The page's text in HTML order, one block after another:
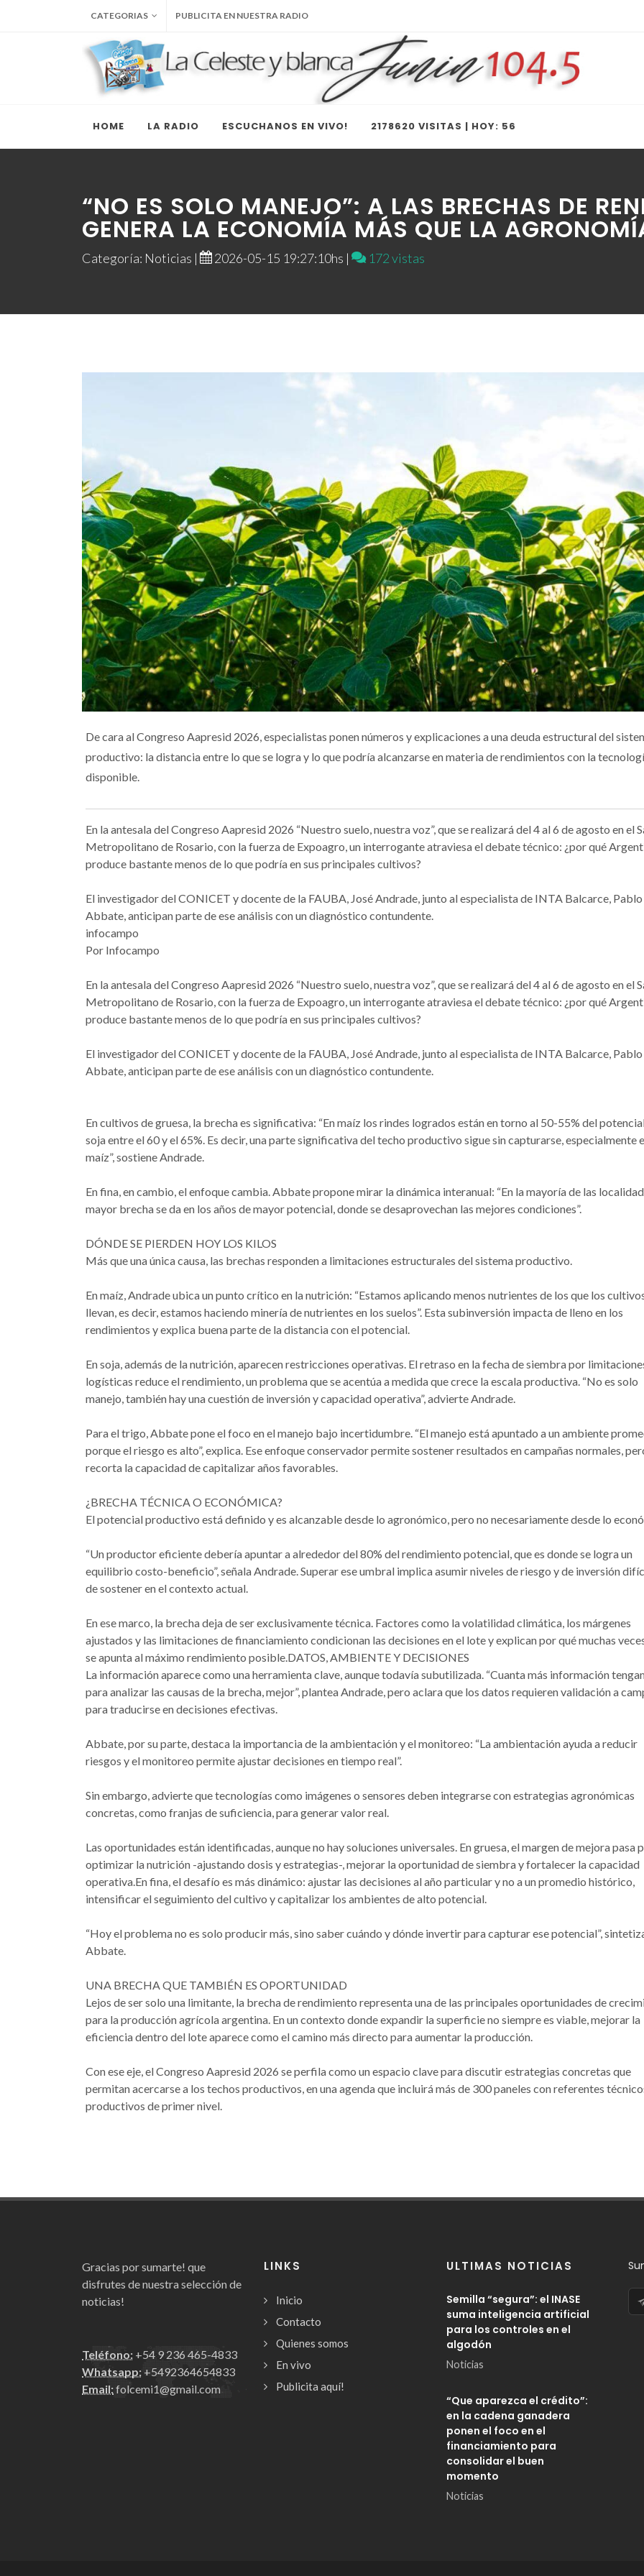
CATEGORIAS PUBLICITA EN NUESTRA RADIO
HOME LA RADIO ESCUCHANOS EN VIVO! 2178620 VISITAS | HOY: 56
“NO ES SOLO MANEJO”: A LAS BRECHAS DE
GENERA LA ECONOMÍA MÁS QUE LA
Categoría: Noticias | 2026-05-15 19:27:10hs | 172 vistas
De cara al Congreso Aapresid 2026, especialistas ponen números y explicaciones a una deuda estructural del
productivo: la distancia entre lo que se logra y lo que podría alcanzarse en materia de rendimientos con la
disponible.
En la antesala del Congreso Aapresid 2026 “Nuestro suelo, nuestra voz”, que se realizará del 4 al 6 de agosto en el
Metropolitano de Rosario, con la fuerza de Expoagro, un interrogante atraviesa el debate técnico: ¿por qué
produce bastante menos de lo que podría en sus principales cultivos?
El investigador del CONICET y docente de la FAUBA, José Andrade, junto al especialista de INTA Balcarce, Pablo
Abbate, anticipan parte de ese análisis con un diagnóstico contundente.
infocampo
Por Infocampo
En la antesala del Congreso Aapresid 2026 “Nuestro suelo, nuestra voz”, que se realizará del 4 al 6 de agosto en el
Metropolitano de Rosario, con la fuerza de Expoagro, un interrogante atraviesa el debate técnico: ¿por qué
produce bastante menos de lo que podría en sus principales cultivos?
El investigador del CONICET y docente de la FAUBA, José Andrade, junto al especialista de INTA Balcarce, Pablo
Abbate, anticipan parte de ese análisis con un diagnóstico contundente.
En cultivos de gruesa, la brecha es significativa: “En maíz los rindes logrados están en torno al 50-55% del
soja entre el 60 y el 65%. Es decir, una parte significativa del techo productivo sigue sin capturarse, especialmente
maíz”, sostiene Andrade.
En fina, en cambio, el enfoque cambia. Abbate propone mirar la dinámica interanual: “En la mayoría de las
mayor brecha se da en los años de mayor potencial, donde se desaprovechan las mejores condiciones”.
DÓNDE SE PIERDEN HOY LOS KILOS
Más que una única causa, las brechas responden a limitaciones estructurales del sistema productivo.
En maíz, Andrade ubica un punto crítico en la nutrición: “Estamos aplicando menos nutrientes de los que los
llevan, es decir, estamos haciendo minería de nutrientes en los suelos”. Esta subinversión impacta de lleno en los
rendimientos y explica buena parte de la distancia con el potencial.
En soja, además de la nutrición, aparecen restricciones operativas. El retraso en la fecha de siembra por
logísticas reduce el rendimiento, un problema que se acentúa a medida que crece la escala productiva. “No es solo
manejo, también hay una cuestión de inversión y capacidad operativa”, advierte Andrade.
Para el trigo, Abbate pone el foco en el manejo bajo incertidumbre. “El manejo está apuntado a un ambiente
porque el riesgo es alto”, explica. Ese enfoque conservador permite sostener resultados en campañas normales,
recorta la capacidad de capitalizar años favorables.
¿BRECHA TÉCNICA O ECONÓMICA?
El potencial productivo está definido y es alcanzable desde lo agronómico, pero no necesariamente desde lo
“Un productor eficiente debería apuntar a alrededor del 80% del rendimiento potencial, que es donde se logra un
equilibrio costo-beneficio”, señala Andrade. Superar ese umbral implica asumir niveles de riesgo y de inversión
de sostener en el contexto actual.
En ese marco, la brecha deja de ser exclusivamente técnica. Factores como la volatilidad climática, los márgenes
ajustados y las limitaciones de financiamiento condicionan las decisiones en el lote y explican por qué muchas
se apunta al máximo rendimiento posible.DATOS, AMBIENTE Y DECISIONES
La información aparece como una herramienta clave, aunque todavía subutilizada. “Cuanta más información
para analizar las causas de la brecha, mejor”, plantea Andrade, pero aclara que los datos requieren validación a
para traducirse en decisiones efectivas.
Abbate, por su parte, destaca la importancia de la ambientación y el monitoreo: “La ambientación ayuda a reducir
riesgos y el monitoreo permite ajustar decisiones en tiempo real”.
Sin embargo, advierte que tecnologías como imágenes o sensores deben integrarse con estrategias agronómicas
concretas, como franjas de suficiencia, para generar valor real.
Las oportunidades están identificadas, aunque no hay soluciones universales. En gruesa, el margen de mejora pasa
optimizar la nutrición -ajustando dosis y estrategias-, mejorar la oportunidad de siembra y fortalecer la capacidad
operativa.En fina, el desafío es más dinámico: ajustar las decisiones al año particular y no a un promedio histórico,
intensificar el seguimiento del cultivo y capitalizar los ambientes de alto potencial.
“Hoy el problema no es solo producir más, sino saber cuándo y dónde invertir para capturar ese potencial”,
Abbate.
UNA BRECHA QUE TAMBIÉN ES OPORTUNIDAD
Lejos de ser solo una limitante, la brecha de rendimiento representa una de las principales oportunidades de
para la producción agrícola argentina. En un contexto donde expandir la superficie no siempre es viable, mejorar la
eficiencia dentro del lote aparece como el camino más directo para aumentar la producción.
Con ese eje, el Congreso Aapresid 2026 se perfila como un espacio clave para discutir estrategias concretas que
permitan acercarse a los techos productivos, en una agenda que incluirá más de 300 paneles con referentes
productivos de primer nivel.
Gracias por sumarte! que
disfrutes de nuestra selección de
noticias!
Teléfono: +54 9 236 465-4833
Whatsapp: +5492364654833
Email:folcemi1@gmail.com
LINKS
Inicio
Contacto
Quienes somos
En vivo
Publicita aquí!
ULTIMAS NOTICIAS
Semilla “segura”: el INASE
suma inteligencia artificial
para los controles en el
algodón
Noticias
“Que aparezca el crédito”:
en la cadena ganadera
ponen el foco en el
financiamiento para
consolidar el buen
momento
Noticias